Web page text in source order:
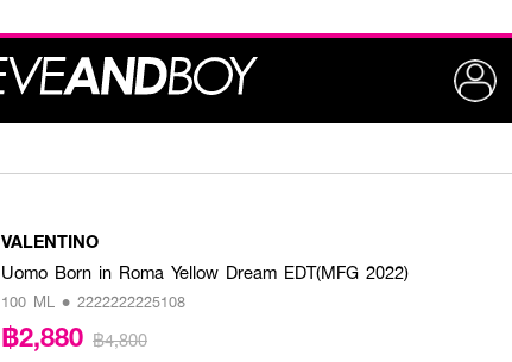
VALENTINO
Uomo Born in Roma Yellow Dream EDT(MFG 2022)
100 ML • 2222222225108
฿2,880 ฿4,800